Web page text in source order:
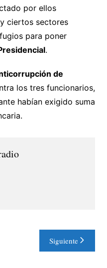
por ellos
ciertos sectores
para poner
.
de
los tres funcionarios,
habían exigido suma
Siguiente